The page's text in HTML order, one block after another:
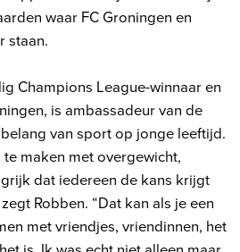
waar FC Groningen en
staan.
Champions League-winnaar en
is ambassadeur van de
van sport op jonge leeftijd.
maken met overgewicht,
dat iedereen de kans krijgt
Robben. “Dat kan als je een
met vriendjes, vriendinnen, het